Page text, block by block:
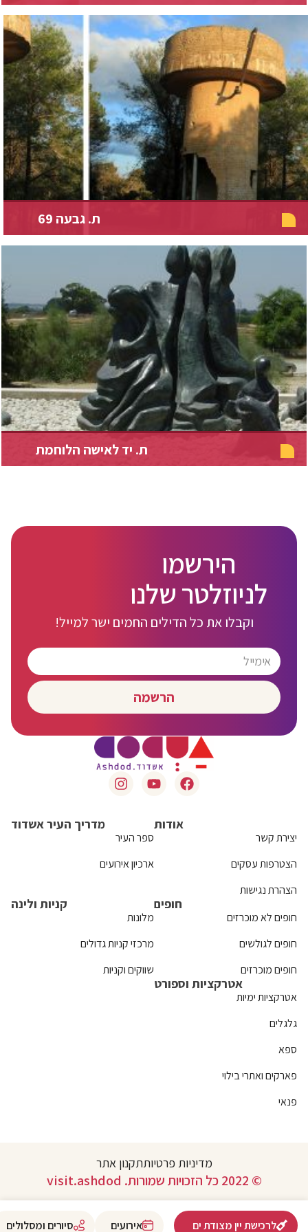
ת. גבעה 69
ת. יד לאישה הלוחמת
הירשמו
לניוזלטר שלנו
וקבלו את כל הדילים החמים ישר למייל!
הרשמה
אודות
יצירת קשר
הצטרפות עסקים
הצהרת נגישות
מדריך העיר אשדוד
ספר העיר
ארכיון אירועים
חופים
חופים לא מוכרזים
חופים לגולשים
חופים מוכרזים
קניות ולינה
מלונות
מרכזי קניות גדולים
שווקים וקניות
אטרקציות וספורט
אטרקציות ימיות
גלגלים
ספא
פארקים ואתרי בילוי
פנאי
מדיניות פרטיותתקנון אתר
© 2022 כל הזכויות שמורות. visit.ashdod
לרכישת יין מצודת ים אירועים סיורים ומסלולים